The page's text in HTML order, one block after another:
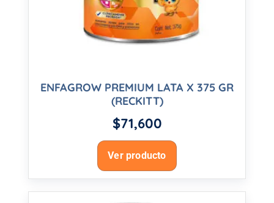
ENFAGROW PREMIUM LATA X 375 GR
(RECKITT)
$71,600
Ver producto